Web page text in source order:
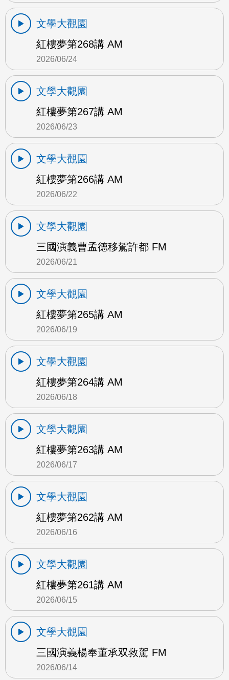
文學大觀園
紅樓夢第268講 AM
2026/06/24
文學大觀園
紅樓夢第267講 AM
2026/06/23
文學大觀園
紅樓夢第266講 AM
2026/06/22
文學大觀園
三國演義曹孟德移駕許都 FM
2026/06/21
文學大觀園
紅樓夢第265講 AM
2026/06/19
文學大觀園
紅樓夢第264講 AM
2026/06/18
文學大觀園
紅樓夢第263講 AM
2026/06/17
文學大觀園
紅樓夢第262講 AM
2026/06/16
文學大觀園
紅樓夢第261講 AM
2026/06/15
文學大觀園
三國演義楊奉董承双救駕 FM
2026/06/14